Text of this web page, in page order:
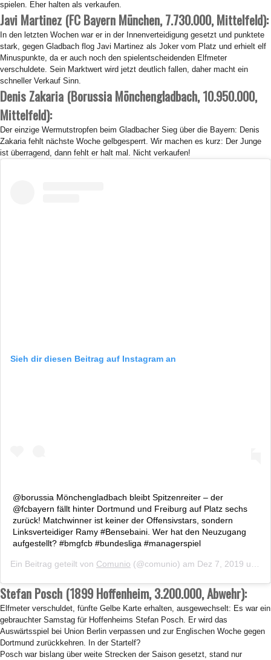
spielen. Eher halten als verkaufen.
Javi Martinez (FC Bayern München, 7.730.000, Mittelfeld):
In den letzten Wochen war er in der Innenverteidigung gesetzt und punktete
stark, gegen Gladbach flog Javi Martinez als Joker vom Platz und erhielt elf
Minuspunkte, da er auch noch den spielentscheidenden Elfmeter
verschuldete. Sein Marktwert wird jetzt deutlich fallen, daher macht ein
schneller Verkauf Sinn.
Denis Zakaria (Borussia Mönchengladbach, 10.950.000,
Mittelfeld):
Der einzige Wermutstropfen beim Gladbacher Sieg über die Bayern: Denis
Zakaria fehlt nächste Woche gelbgesperrt. Wir machen es kurz: Der Junge
ist überragend, dann fehlt er halt mal. Nicht verkaufen!
Sieh dir diesen Beitrag auf Instagram an
@borussia Mönchengladbach bleibt Spitzenreiter – der
@fcbayern fällt hinter Dortmund und Freiburg auf Platz sechs
zurück! Matchwinner ist keiner der Offensivstars, sondern
Linksverteidiger Ramy #Bensebaini. Wer hat den Neuzugang
aufgestellt? #bmgfcb #bundesliga #managerspiel
Ein Beitrag geteilt von Comunio (@comunio) am Dez 7, 2019 um 8:51 PST
Stefan Posch (1899 Hoffenheim,3.200.000, Abwehr):
Elfmeter verschuldet, fünfte Gelbe Karte erhalten, ausgewechselt: Es war ein
gebrauchter Samstag für Hoffenheims Stefan Posch. Er wird das
Auswärtsspiel bei Union Berlin verpassen und zur Englischen Woche gegen
Dortmund zurückkehren. In der Startelf?
Posch war bislang über weite Strecken der Saison gesetzt, stand nur